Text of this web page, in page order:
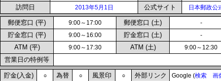
訪問日 2013年5月1日 公式サイト 日本郵政公
郵便窓口 (平) 9:00～17:00 郵便窓口 (土) -
貯金窓口 (平) 9:00～16:00 貯金窓口 (土) -
ATM (平) 9:00～17:30 ATM (土) 9:00～12:30
営業日の特例等
貯金(入金) ○ 為替 ○ 風景印 ○ 外部リンク Google (検索 画